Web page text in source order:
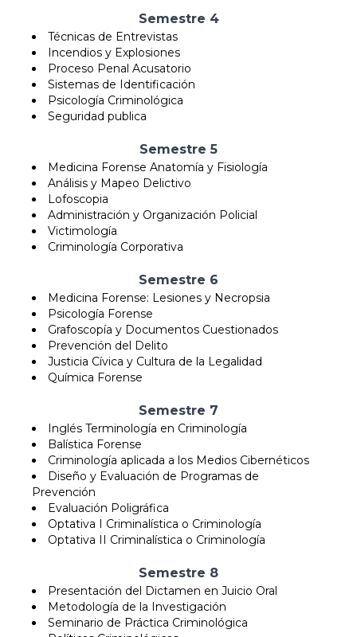
Semestre 4
Técnicas de Entrevistas
Incendios y Explosiones
Proceso Penal Acusatorio
Sistemas de Identificación
Psicología Criminológica
Seguridad publica
Semestre 5
Medicina Forense Anatomía y Fisiología
Análisis y Mapeo Delictivo
Lofoscopia
Administración y Organización Policial
Victimología
Criminología Corporativa
Semestre 6
Medicina Forense: Lesiones y Necropsia
Psicología Forense
Grafoscopía y Documentos Cuestionados
Prevención del Delito
Justicia Cívica y Cultura de la Legalidad
Química Forense
Semestre 7
Inglés Terminología en Criminología
Balística Forense
Criminología aplicada a los Medios Cibernéticos
Diseño y Evaluación de Programas de
Prevención
Evaluación Poligráfica
Optativa I Criminalística o Criminología
Optativa II Criminalística o Criminología
Semestre 8
Presentación del Dictamen en Juicio Oral
Metodología de la Investigación
Seminario de Práctica Criminológica